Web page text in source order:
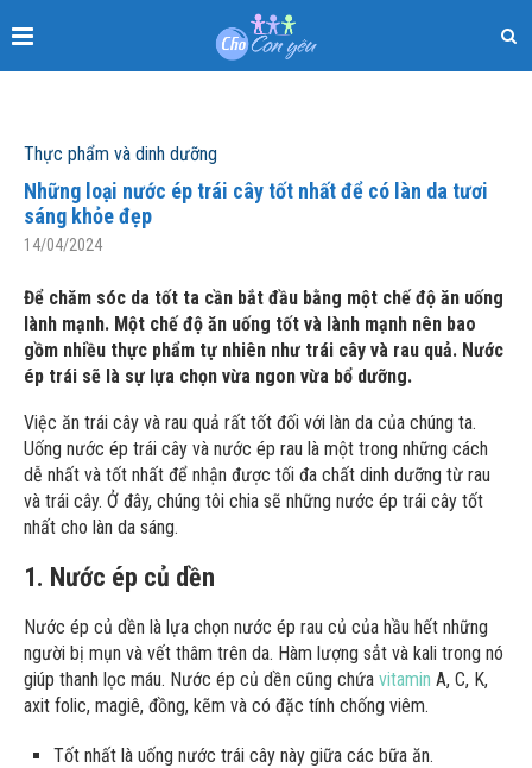
Thực phẩm và dinh dưỡng
Những loại nước ép trái cây tốt nhất để có làn da tươi
sáng khỏe đẹp
14/04/2024
Để chăm sóc da tốt ta cần bắt đầu bằng một chế độ ăn uống
lành mạnh. Một chế độ ăn uống tốt và lành mạnh nên bao
gồm nhiều thực phẩm tự nhiên như trái cây và rau quả. Nước
ép trái sẽ là sự lựa chọn vừa ngon vừa bổ dưỡng.
Việc ăn trái cây và rau quả rất tốt đối với làn da của chúng ta.
Uống nước ép trái cây và nước ép rau là một trong những cách
dễ nhất và tốt nhất để nhận được tối đa chất dinh dưỡng từ rau
và trái cây. Ở đây, chúng tôi chia sẽ những nước ép trái cây tốt
nhất cho làn da sáng.
1. Nước ép củ dền
Nước ép củ dền là lựa chọn nước ép rau củ của hầu hết những
người bị mụn và vết thâm trên da. Hàm lượng sắt và kali trong nó
giúp thanh lọc máu. Nước ép củ dền cũng chứa vitamin A, C, K,
axit folic, magiê, đồng, kẽm và có đặc tính chống viêm.
Tốt nhất là uống nước trái cây này giữa các bữa ăn.